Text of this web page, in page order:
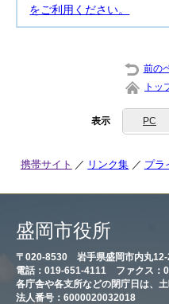
をご利用ください。
前の
トッ
表示 PC
携帯サイト リンク集 プラ
盛岡市役所
〒020-8530 岩手県盛岡市内丸
電話：019-651-4111 ファクス：
各庁舎や各支所などの閉庁日は、
法人番号：6000020032018